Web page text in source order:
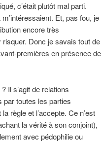
c’était plutôt mal parti.
Et, pas fou, je
encore très
risquer. Donc je savais tout de
premières en présence de
Il s’agit de relations
par toutes les parties
règle et l’accepte. Ce n’est
la vérité à son conjoint),
avec pédophilie ou